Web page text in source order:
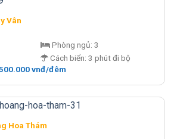
Vân
Phòng ngủ: 3
Cách biển: 3 phút đi bộ
vnđ/đêmGiá
tại
2.500.000 vnđ/
đêm.
Hoa Thám